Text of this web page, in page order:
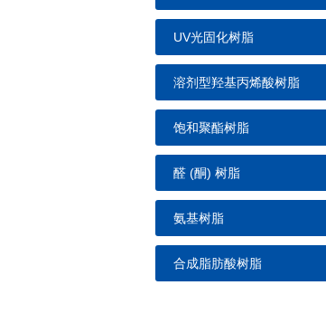
UV光固化树脂
溶剂型羟基丙烯酸树脂
饱和聚酯树脂
醛 (酮) 树脂
氨基树脂
合成脂肪酸树脂